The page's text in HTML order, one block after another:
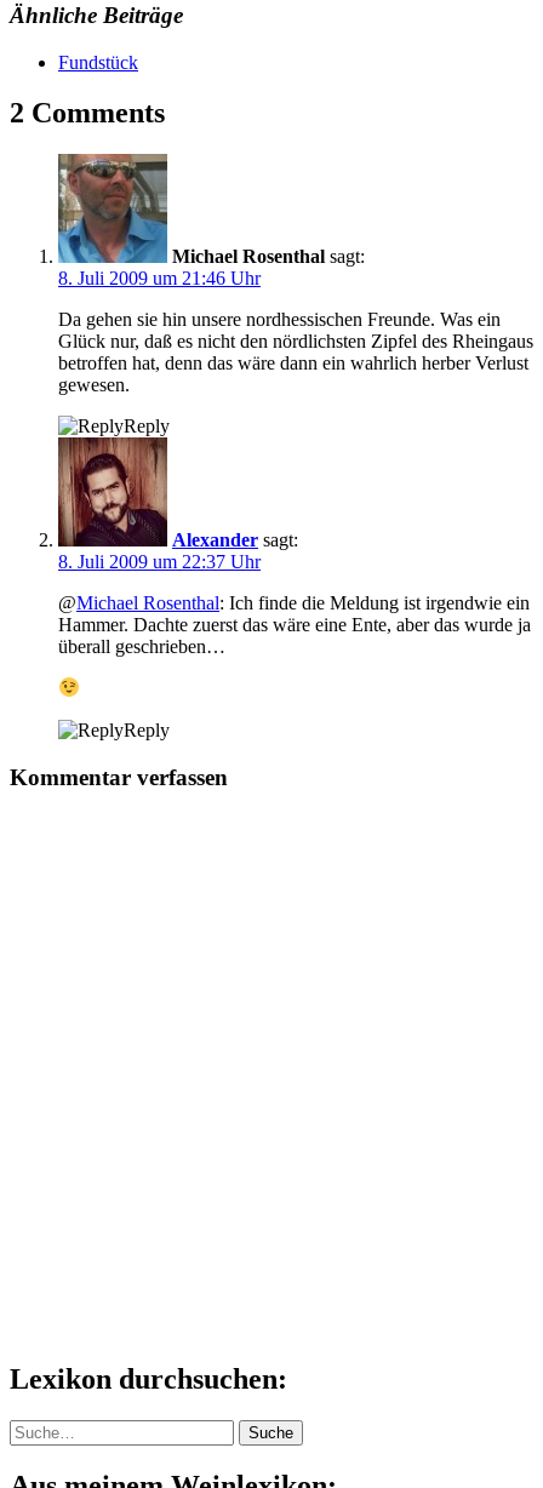
Ähnliche Beiträge
Fundstück
2 Comments
Michael Rosenthal sagt:
8. Juli 2009 um 21:46 Uhr
Da gehen sie hin unsere nordhessischen Freunde. Was ein
Glück nur, daß es nicht den nördlichsten Zipfel des Rheingaus
betroffen hat, denn das wäre dann ein wahrlich herber Verlust
gewesen.
Reply
Alexander sagt:
8. Juli 2009 um 22:37 Uhr
@Michael Rosenthal: Ich finde die Meldung ist irgendwie ein
Hammer. Dachte zuerst das wäre eine Ente, aber das wurde ja
überall geschrieben…
Reply
Kommentar verfassen
Lexikon durchsuchen:
Suche Suche